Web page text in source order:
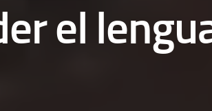
el